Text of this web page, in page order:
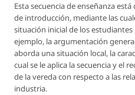
Esta secuencia de enseñanza
de introducción, mediante las
situación inicial de los
ejemplo, la argumentación
aborda una situación local, la
cual se le aplica la secuencia y el
de la vereda con respecto a las
industria.